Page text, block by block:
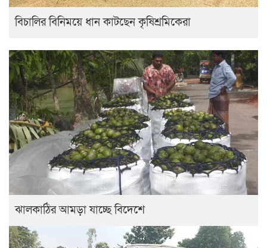
বিচালির বিনিময়ে ধান কাটছেন কৃষিশ্রমিকেরা
ঝালকাঠির আমড়া যাচ্ছে বিদেশে